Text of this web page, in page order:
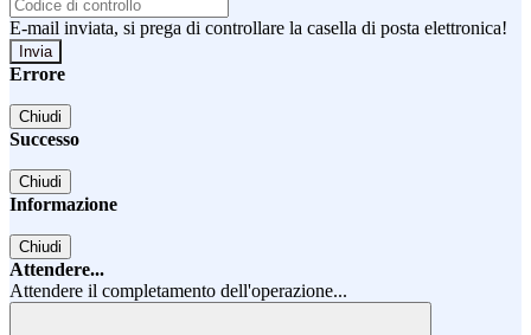
E-mail inviata, si prega di controllare la casella di posta elettronica!
Errore
Chiudi
Successo
Chiudi
Informazione
Chiudi
Attendere...
Attendere il completamento dell'operazione...